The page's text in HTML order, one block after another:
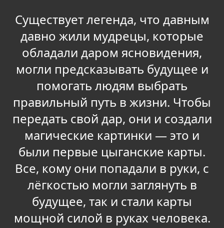
Существует легенда, что давным
давно жили мудрецы, которые
обладали даром ясновидения,
могли предсказывать будущее и
помогать людям выбрать
правильный путь в жизни. Чтобы
передать свой дар, они и создали
магические картинки — это и
были первые цыганские карты.
Все, кому они попадали в руки, с
лёгкостью могли заглянуть в
будущее, так и стали карты
мощной силой в руках человека.